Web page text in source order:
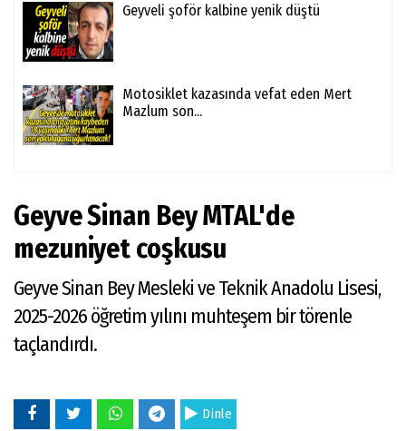
Geyveli şoför kalbine yenik düştü
Motosiklet kazasında vefat eden Mert
Mazlum son...
Geyve Sinan Bey MTAL'de
mezuniyet coşkusu
Geyve Sinan Bey Mesleki ve Teknik Anadolu Lisesi,
2025-2026 öğretim yılını muhteşem bir törenle
taçlandırdı.
Dinle